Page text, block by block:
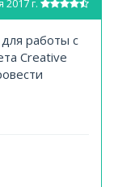
2017 г.
работы с
Creative